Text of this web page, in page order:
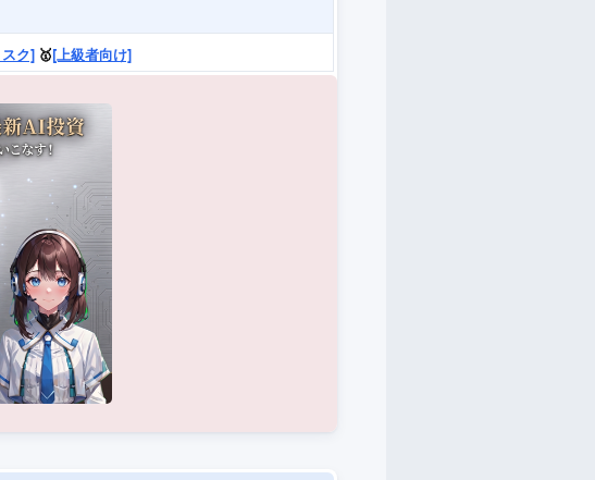
ク]🥇[上級者向け]